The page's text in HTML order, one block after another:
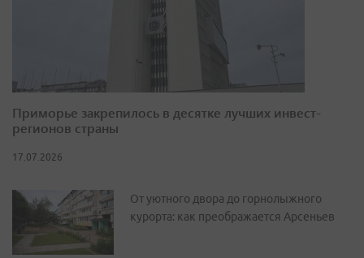
Приморье закрепилось в десятке лучших инвест-
регионов страны
17.07.2026
От уютного двора до горнолыжного
курорта: как преображается Арсеньев